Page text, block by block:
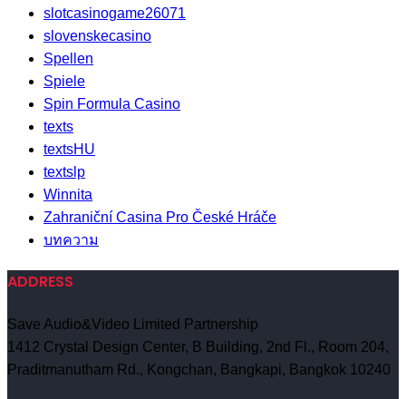
slotcasinogame26071
slovenskecasino
Spellen
Spiele
Spin Formula Casino
texts
textsHU
textslp
Winnita
Zahraniční Casina Pro České Hráče
บทความ
ADDRESS
Save Audio&Video Limited Partnership
1412 Crystal Design Center, B Building, 2nd Fl., Room 204,
Praditmanutham Rd., Kongchan, Bangkapi, Bangkok 10240